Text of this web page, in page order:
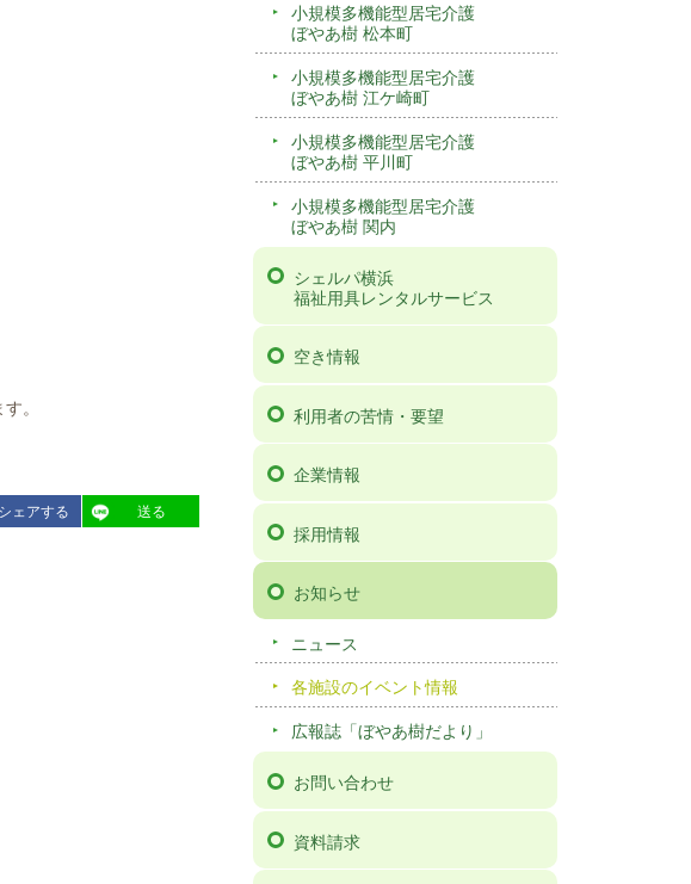
。
シェアする entry1312
送る
小規模多機能型居宅介護
ぼやあ樹 松本町
小規模多機能型居宅介護
ぼやあ樹 江ケ崎町
小規模多機能型居宅介護
ぼやあ樹 平川町
小規模多機能型居宅介護
ぼやあ樹 関内
シェルパ横浜
福祉用具レンタルサービス
空き情報
利用者の苦情・要望
企業情報
採用情報
お知らせ
ニュース
各施設のイベント情報
広報誌「ぼやあ樹だより」
お問い合わせ
資料請求